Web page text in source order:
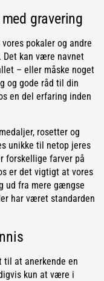
gravering
pokaler og andre
kan være navnet
– eller måske noget
og gode råd til din
en del erfaring inden
rosetter og
unikke til netop jeres
forskellige farver på
er det vigtigt at vores
ud fra mere gængse
har været standarden
til at anerkende en
kun at være i